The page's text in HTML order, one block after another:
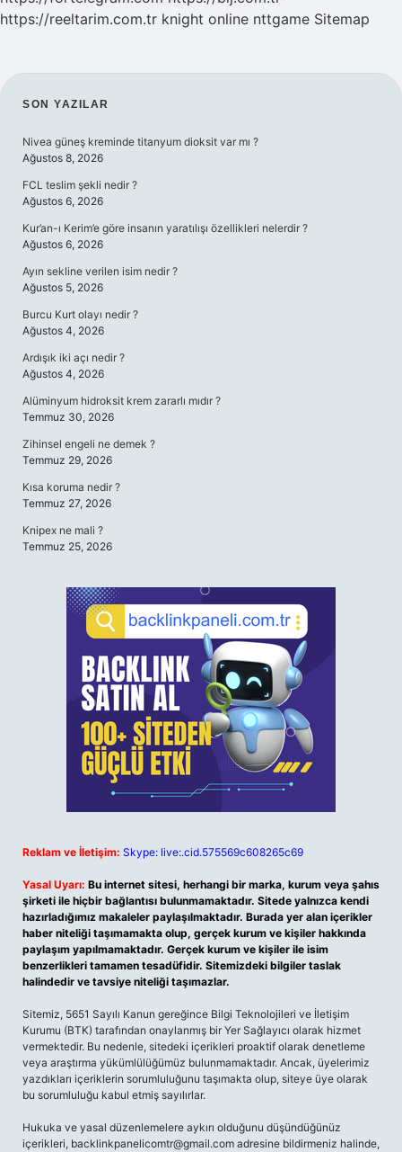
https://reeltarim.com.tr knight online nttgame Sitemap
SIDEBAR
SON YAZILAR
Nivea güneş kreminde titanyum dioksit var mı ?
Ağustos 8, 2026
FCL teslim şekli nedir ?
Ağustos 6, 2026
Kur’an-ı Kerim’e göre insanın yaratılışı özellikleri nelerdir ?
Ağustos 6, 2026
Ayın sekline verilen isim nedir ?
Ağustos 5, 2026
Burcu Kurt olayı nedir ?
Ağustos 4, 2026
Ardışık iki açı nedir ?
Ağustos 4, 2026
Alüminyum hidroksit krem zararlı mıdır ?
Temmuz 30, 2026
Zihinsel engeli ne demek ?
Temmuz 29, 2026
Kısa koruma nedir ?
Temmuz 27, 2026
Knipex ne mali ?
Temmuz 25, 2026
Reklam ve İletişim: Skype: live:.cid.575569c608265c69
Yasal Uyarı: Bu internet sitesi, herhangi bir marka, kurum veya şahıs
şirketi ile hiçbir bağlantısı bulunmamaktadır. Sitede yalnızca kendi
hazırladığımız makaleler paylaşılmaktadır. Burada yer alan içerikler
haber niteliği taşımamakta olup, gerçek kurum ve kişiler hakkında
paylaşım yapılmamaktadır. Gerçek kurum ve kişiler ile isim
benzerlikleri tamamen tesadüfidir. Sitemizdeki bilgiler taslak
halindedir ve tavsiye niteliği taşımazlar.
Sitemiz, 5651 Sayılı Kanun gereğince Bilgi Teknolojileri ve İletişim
Kurumu (BTK) tarafından onaylanmış bir Yer Sağlayıcı olarak hizmet
vermektedir. Bu nedenle, sitedeki içerikleri proaktif olarak denetleme
veya araştırma yükümlülüğümüz bulunmamaktadır. Ancak, üyelerimiz
yazdıkları içeriklerin sorumluluğunu taşımakta olup, siteye üye olarak
bu sorumluluğu kabul etmiş sayılırlar.
Hukuka ve yasal düzenlemelere aykırı olduğunu düşündüğünüz
içerikleri, backlinkpanelicomtr@gmail.com adresine bildirmeniz halinde,